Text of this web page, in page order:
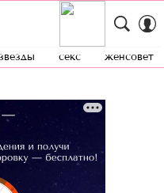
секс женсовет